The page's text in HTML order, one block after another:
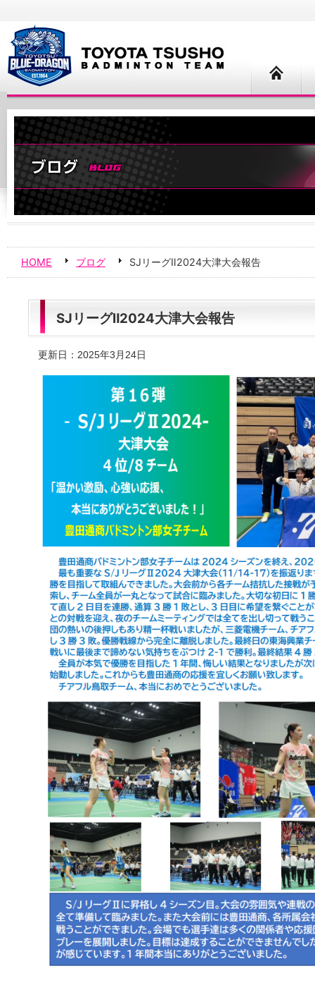
HOME ブログ SJリーグⅡ2024大津大会報告
SJリーグⅡ2024大津大会報告
更新日：2025年3月24日